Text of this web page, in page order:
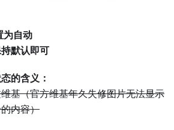
为自动
默认即可
的含义：
基（官方维基年久失修图片无法显示
内容）